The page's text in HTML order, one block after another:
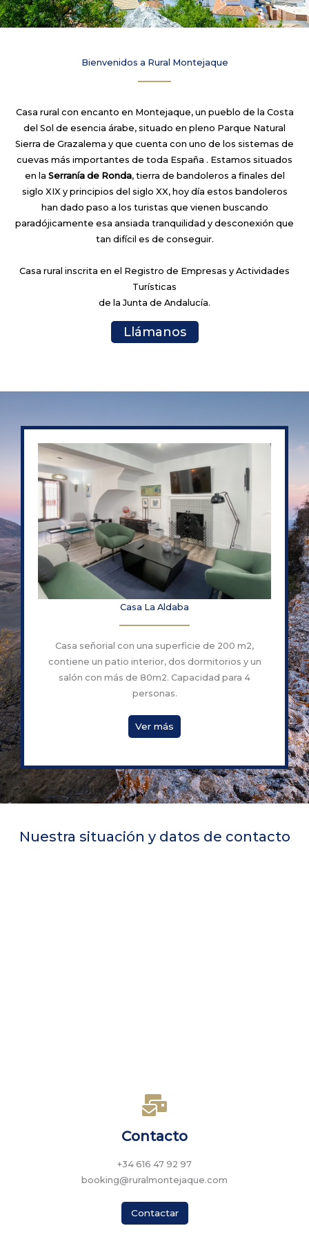
Bienvenidos a Rural Montejaque
Casa rural con encanto en Montejaque, un pueblo de la Costa
del Sol de esencia árabe, situado en pleno Parque Natural
Sierra de Grazalema y que cuenta con uno de los sistemas de
cuevas más importantes de toda España . Estamos situados
en la Serranía de Ronda, tierra de bandoleros a finales del
siglo XIX y principios del siglo XX, hoy día estos bandoleros
han dado paso a los turistas que vienen buscando
paradójicamente esa ansiada tranquilidad y desconexión que
tan difícil es de conseguir.
Casa rural inscrita en el Registro de Empresas y Actividades
Turísticas
de la Junta de Andalucía.
Llámanos
Casa La Aldaba
Casa señorial con una superficie de 200 m2,
contiene un patio interior, dos dormitorios y un
salón con más de 80m2. Capacidad para 4
personas.
Ver más
Nuestra situación y datos de contacto
Contacto
+34 616 47 92 97
booking@ruralmontejaque.com
Contactar